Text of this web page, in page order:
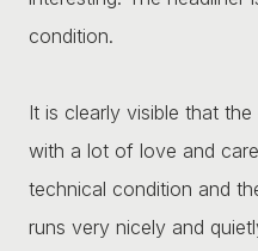
condition.
It is clearly visible that
with a lot of love and
technical condition and
runs very nicely and